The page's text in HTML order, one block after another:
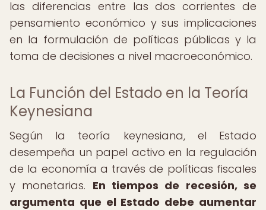
las diferencias entre las dos corrientes de
pensamiento económico y sus implicaciones
en la formulación de políticas públicas y la
toma de decisiones a nivel macroeconómico.
La Función del Estado en la Teoría
Keynesiana
Según la teoría keynesiana, el Estado
desempeña un papel activo en la regulación
de la economía a través de políticas fiscales
y monetarias. En tiempos de recesión, se
argumenta que el Estado debe aumentar